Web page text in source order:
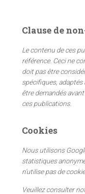
r
h
e
r
:
Clause de
Le contenu de ces
référence. Ceci ne
doit pas être
spécifiques,
être demandés
ces publications.
Cookies
Nous utilisons
statistiques
n’utilise pas de
Veuillez consulter